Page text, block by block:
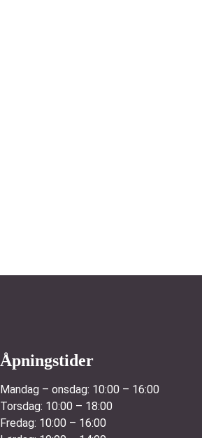
Åpningstider
Mandag – onsdag: 10:00 – 16:00
Torsdag: 10:00 – 18:00
Fredag: 10:00 – 16:00